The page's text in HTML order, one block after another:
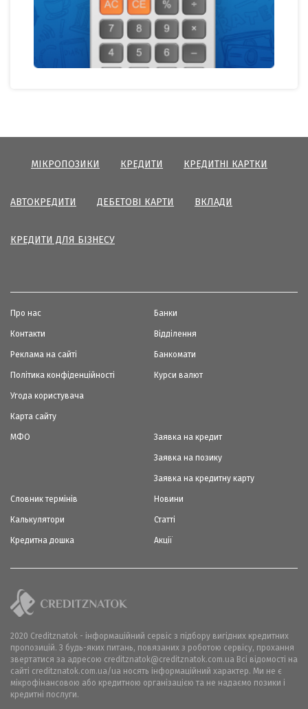
МІКРОПОЗИКИ КРЕДИТИ КРЕДИТНІ КАРТКИ
АВТОКРЕДИТИ ДЕБЕТОВІ КАРТИ ВКЛАДИ
КРЕДИТИ ДЛЯ БІЗНЕСУ
Про нас
Контакти
Реклама на сайті
Політика конфіденційності
Угода користувача
Карта сайту
Банки
Відділення
Банкомати
Курси валют
МФО Заявка на кредит
Заявка на позику
Заявка на кредитну карту
Словник термінів
Калькулятори
Кредитна дошка
Новини
Статті
Акції
2020 Creditznatok - інформаційний сервіс з підбору вигідних кредитних
пропозицій. З будь-яких питань, повязаних з роботою сервісу, прохання
звертатися за адресою creditznatok@creditznatok.com.ua Всі відомості на
сайті creditznatok.com.ua/ua носять інформаційний характер. Ми не є
мікрофінансовою або кредитною організацією та не надаємо позики і
кредитні послуги.